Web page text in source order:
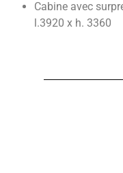
Cabine avec
l.3920 x h. 3360